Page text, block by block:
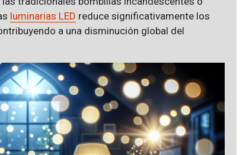
luminarias LED reduce significativamente los
a una disminución global del